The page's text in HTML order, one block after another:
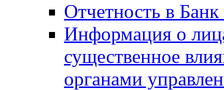
Отчетность в
Информация о
существенное
органами